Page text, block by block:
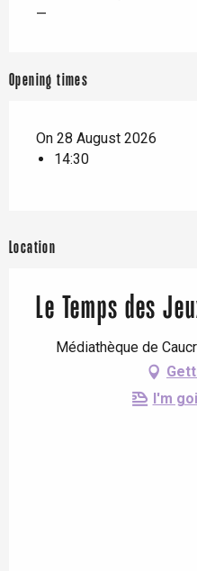
—
Opening times
On 28 August 2026
14:30
Location
Le Temps des
Médiathèque de
I'm